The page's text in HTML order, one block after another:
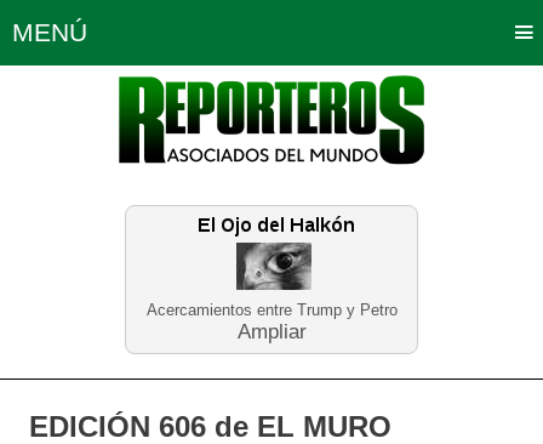
Acercamientos entre Trump y Petro
Ampliar
MENÚ
Política Opinión Bogotá
Planeta Tierra Deportes
Educación Neira
EDICIÓN 606 de EL MURO